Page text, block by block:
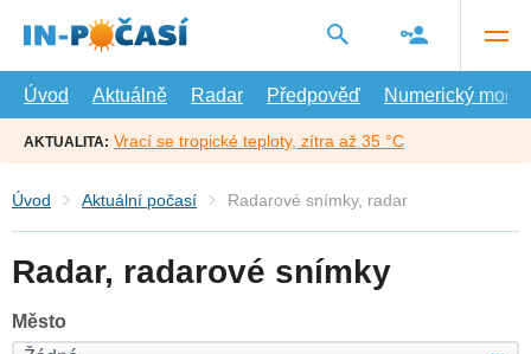
hlavní
Úvod
Aktuálně Radar Předpověď Numerický model
AKTUALITA: Vrací se tropické teploty, zítra až 35 °C
Úvod Aktuální počasí Radarové snímky, radar
Radar, radarové snímky
Město